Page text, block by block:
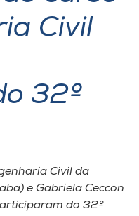
Civil
32º
Civil da
e Gabriela Ceccon
do 32º